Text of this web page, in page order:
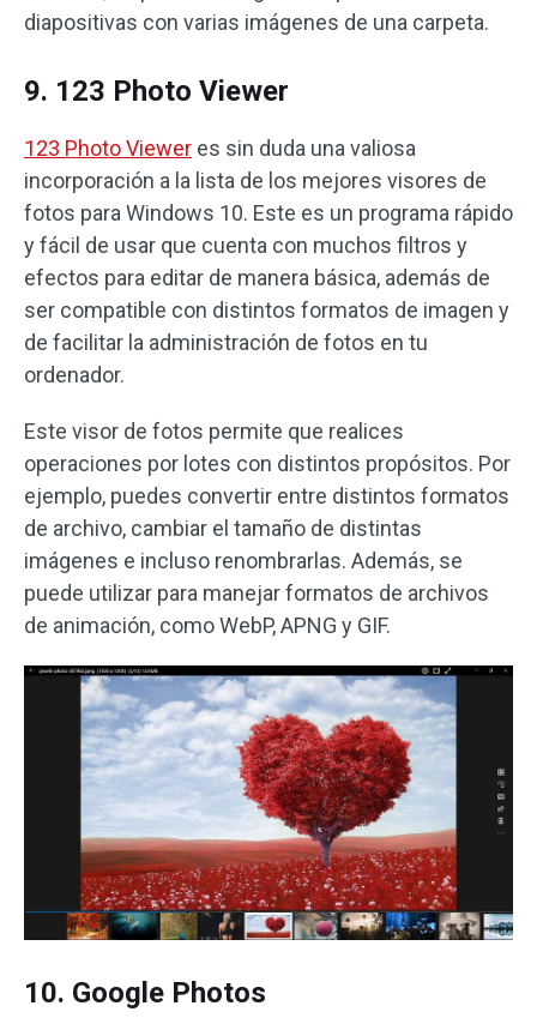
diapositivas con varias imágenes de una carpeta.
9. 123 Photo Viewer
123 Photo Viewer es sin duda una valiosa
incorporación a la lista de los mejores visores de
fotos para Windows 10. Este es un programa rápido
y fácil de usar que cuenta con muchos filtros y
efectos para editar de manera básica, además de
ser compatible con distintos formatos de imagen y
de facilitar la administración de fotos en tu
ordenador.
Este visor de fotos permite que realices
operaciones por lotes con distintos propósitos. Por
ejemplo, puedes convertir entre distintos formatos
de archivo, cambiar el tamaño de distintas
imágenes e incluso renombrarlas. Además, se
puede utilizar para manejar formatos de archivos
de animación, como WebP, APNG y GIF.
10. Google Photos